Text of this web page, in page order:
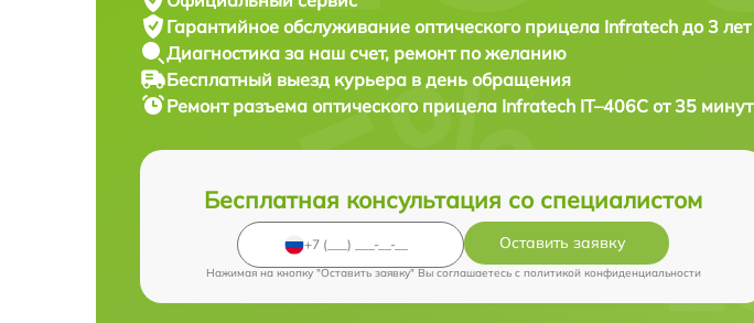
Гарантийное обслуживание оптического прицела Infratech до 3 лет
Диагностика за наш счет, ремонт по желанию
Бесплатный выезд курьера в день обращения
Ремонт разъема оптического прицела Infratech IT–406С от 35 минут
Бесплатная консультация со специалистом
Оставить заявку
Нажимая на кнопку "Оставить заявку" Вы соглашаетесь c политикой конфиденциальности